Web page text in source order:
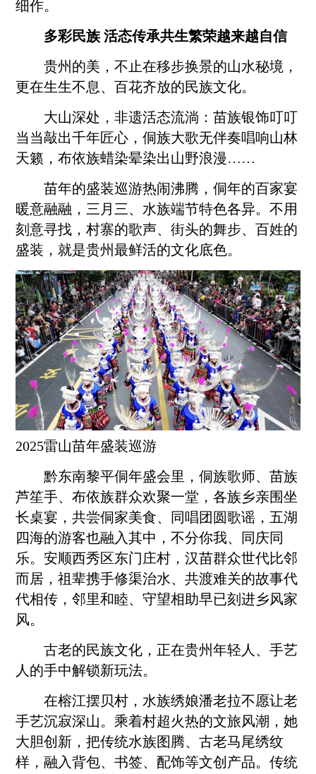
细作。
多彩民族 活态传承共生繁荣越来越自信
贵州的美，不止在移步换景的山水秘境，
更在生生不息、百花齐放的民族文化。
大山深处，非遗活态流淌：苗族银饰叮叮
当当敲出千年匠心，侗族大歌无伴奏唱响山林
天籁，布依族蜡染晕染出山野浪漫……
苗年的盛装巡游热闹沸腾，侗年的百家宴
暖意融融，三月三、水族端节特色各异。不用
刻意寻找，村寨的歌声、街头的舞步、百姓的
盛装，就是贵州最鲜活的文化底色。
2025雷山苗年盛装巡游
黔东南黎平侗年盛会里，侗族歌师、苗族
芦笙手、布依族群众欢聚一堂，各族乡亲围坐
长桌宴，共尝侗家美食、同唱团圆歌谣，五湖
四海的游客也融入其中，不分你我、同庆同
乐。安顺西秀区东门庄村，汉苗群众世代比邻
而居，祖辈携手修渠治水、共渡难关的故事代
代相传，邻里和睦、守望相助早已刻进乡风家
风。
古老的民族文化，正在贵州年轻人、手艺
人的手中解锁新玩法。
在榕江摆贝村，水族绣娘潘老拉不愿让老
手艺沉寂深山。乘着村超火热的文旅风潮，她
大胆创新，把传统水族图腾、古老马尾绣纹
样，融入背包、书签、配饰等文创产品。传统